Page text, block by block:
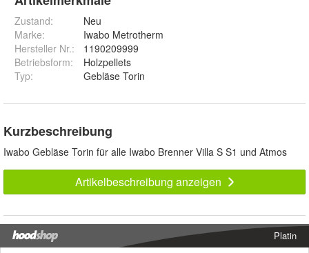
Zustand:
Neu
Marke:
Iwabo Metrotherm
Hersteller Nr.:
1190209999
Betriebsform:
Holzpellets
Typ: Gebläse Torin
Kurzbeschreibung
Iwabo Gebläse Torin für alle Iwabo Brenner Villa S S1 und Atmos
Artikelbeschreibung anzeigen
Platin